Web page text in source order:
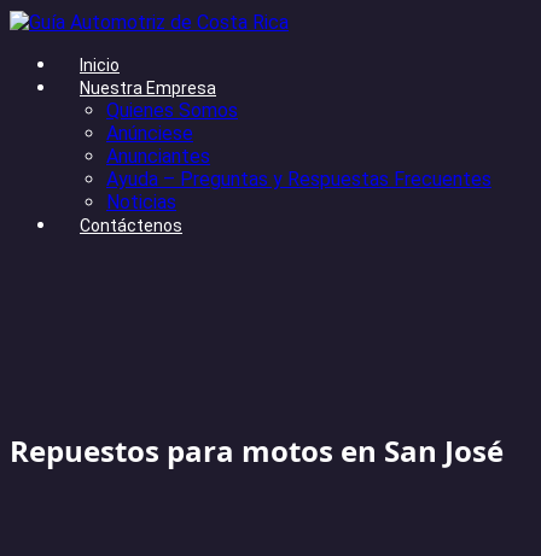
Inicio
Nuestra Empresa
Quienes Somos
Anúnciese
Anunciantes
Ayuda – Preguntas y Respuestas Frecuentes
Noticias
Contáctenos
Repuestos para motos en San José